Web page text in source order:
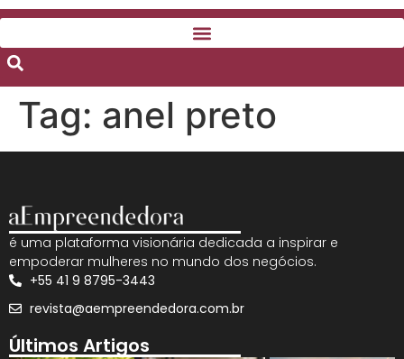
Tag: anel preto
é uma plataforma visionária dedicada a inspirar e
empoderar mulheres no mundo dos negócios.
+55 41 9 8795-3443
revista@aempreendedora.com.br
Últimos Artigos